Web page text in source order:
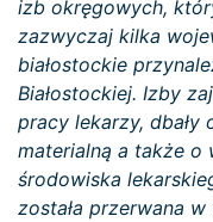
izb okręgowych,
zazwyczaj kilka
białostockie
Białostockiej. Izby
pracy lekarzy,
materialną a także o
środowiska
została przerwana